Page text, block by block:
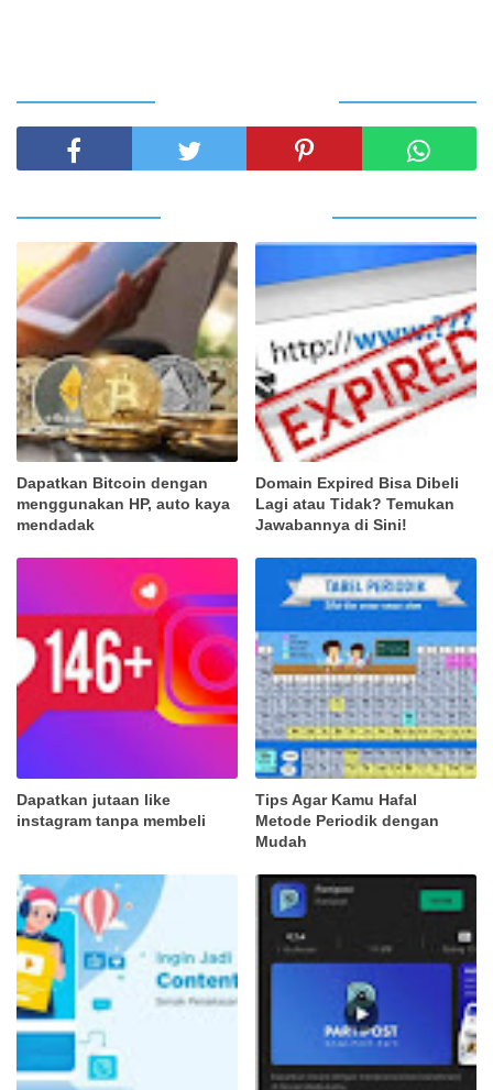
Dapatkan Bitcoin dengan
menggunakan HP, auto kaya
mendadak
Domain Expired Bisa Dibeli
Lagi atau Tidak? Temukan
Jawabannya di Sini!
Dapatkan jutaan like
instagram tanpa membeli
Tips Agar Kamu Hafal
Metode Periodik dengan
Mudah